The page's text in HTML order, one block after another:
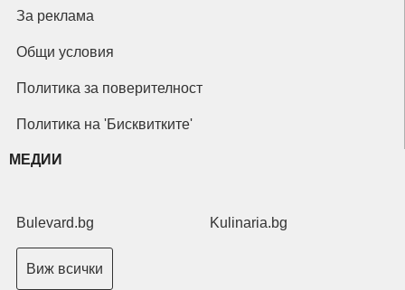
За реклама
Общи условия
Политика за поверителност
Политика на 'Бисквитките'
МЕДИИ
Bulevard.bg Kulinaria.bg
Виж всички